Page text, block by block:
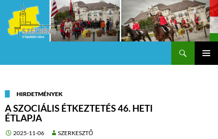
HIRDETMÉNYEK
A SZOCIÁLIS ÉTKEZTETÉS 46. HETI
ÉTLAPJA
2025-11-06 SZERKESZTŐ